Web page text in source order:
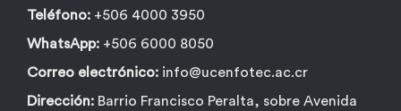
Teléfono: +506 4000 3950
WhatsApp: +506 6000 8050
Correo electrónico: info@ucenfotec.ac.cr
Dirección: Barrio Francisco Peralta, sobre Avenida